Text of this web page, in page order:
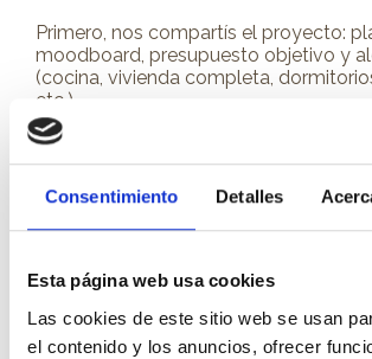
Consentimiento Detalles
Esta página web usa cookies
Las cookies de este sitio web se usan
el contenido y los anuncios, ofrecer
Primero, nos compartís el proyecto:
moodboard, presupuesto objetivo y
(cocina, vivienda completa,
etc.).
Después, preparamos una propuesta
amueblamiento y carpintería a
vuestro diseño. Ajustamos
detalles hasta que el planteamiento
fabricación e instalación, coordinados
Finalmente, instalamos, rematamos y
todo queda como se espera.